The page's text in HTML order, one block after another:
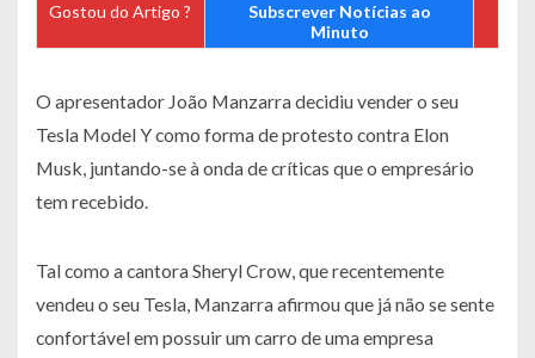
Gostou do Artigo ?
Subscrever Notícias ao
Minuto
O apresentador João Manzarra decidiu vender o seu
Tesla Model Y como forma de protesto contra Elon
Musk, juntando-se à onda de críticas que o empresário
tem recebido.
Tal como a cantora Sheryl Crow, que recentemente
vendeu o seu Tesla, Manzarra afirmou que já não se sente
confortável em possuir um carro de uma empresa